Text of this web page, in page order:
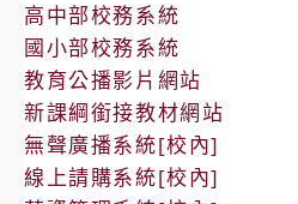
高中部校務系統
國小部校務系統
教育公播影片網站
新課綱銜接教材網站
無聲廣播系統[校內]
線上請購系統[校內]